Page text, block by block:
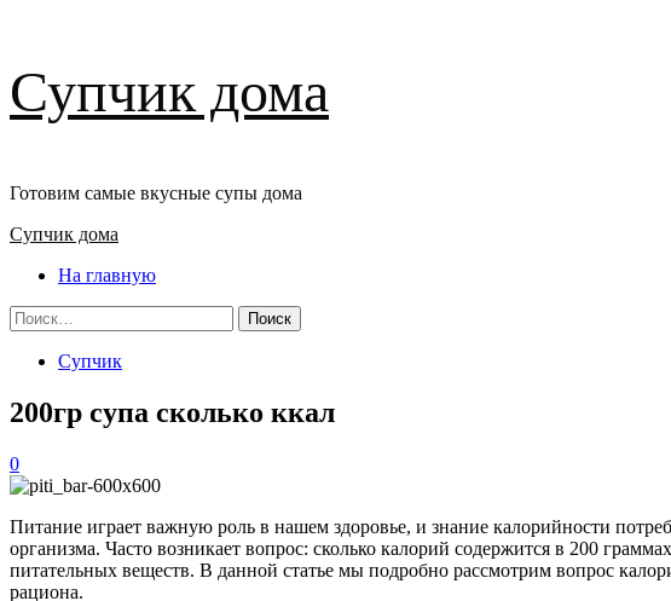
к
содержимому
Супчик дома
Готовим самые вкусные супы дома
Основное
Супчик дома
На главную
Найти:
Супчик
200гр супа сколько ккал
0
Питание играет важную роль в нашем здоровье, и знание калорийности
организма. Часто возникает вопрос: сколько калорий содержится в 200
питательных веществ. В данной статье мы подробно рассмотрим вопрос
рациона.